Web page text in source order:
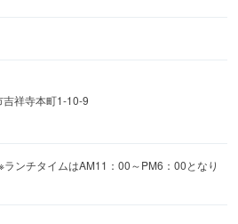
、落ち着いた雰囲気。
集められた雑貨が、懐かしくも心
します。
祥寺本町1-10-9
ンチタイムはAM11：00～PM6：00となり